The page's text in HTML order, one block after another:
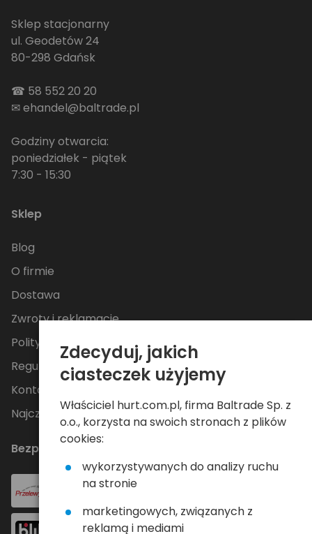
Sklep stacjonarny
ul. Geodetów 24
80-298 Gdańsk
☎ 58 552 20 20
✉ehandel@baltrade.pl
Godziny otwarcia:
poniedziałek - piątek
7:30 - 15:30
Sklep
Blog
O firmie
Dostawa
Zwroty i reklamacje
Polityka Prywatności
Regulamin
Kontakt
Najczęściej zadawane pytania
Bezpieczne płatności
Zdecyduj, jakich
ciasteczek użyjemy
Właściciel hurt.com.pl, firma Baltrade Sp. z
o.o., korzysta na swoich stronach z plików
cookies:
wykorzystywanych do analizy ruchu
na stronie
marketingowych, związanych z
reklamą i mediami